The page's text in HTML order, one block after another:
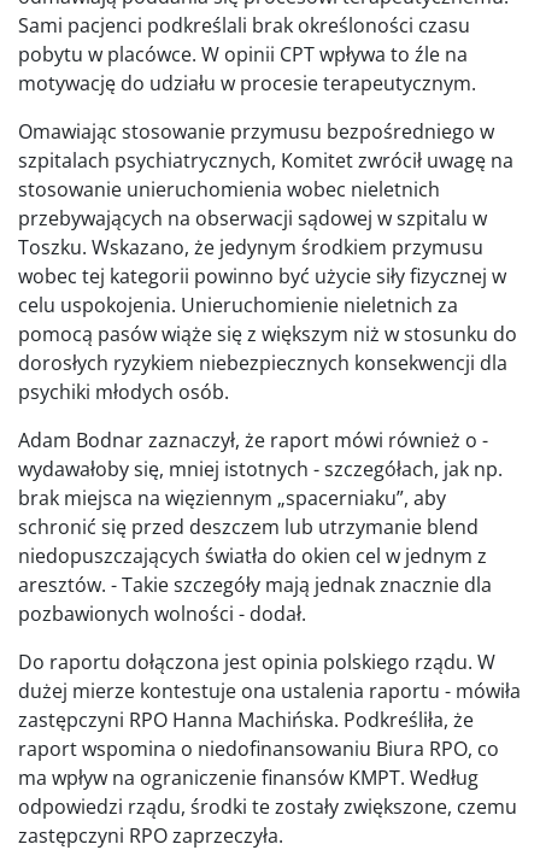
Sami pacjenci podkreślali brak określoności czasu
pobytu w placówce. W opinii CPT wpływa to źle na
motywację do udziału w procesie terapeutycznym.
Omawiając stosowanie przymusu bezpośredniego w
szpitalach psychiatrycznych, Komitet zwrócił uwagę na
stosowanie unieruchomienia wobec nieletnich
przebywających na obserwacji sądowej w szpitalu w
Toszku. Wskazano, że jedynym środkiem przymusu
wobec tej kategorii powinno być użycie siły fizycznej w
celu uspokojenia. Unieruchomienie nieletnich za
pomocą pasów wiąże się z większym niż w stosunku do
dorosłych ryzykiem niebezpiecznych konsekwencji dla
psychiki młodych osób.
Adam Bodnar zaznaczył, że raport mówi również o -
wydawałoby się, mniej istotnych - szczegółach, jak np.
brak miejsca na więziennym „spacerniaku”, aby
schronić się przed deszczem lub utrzymanie blend
niedopuszczających światła do okien cel w jednym z
aresztów. - Takie szczegóły mają jednak znacznie dla
pozbawionych wolności - dodał.
Do raportu dołączona jest opinia polskiego rządu. W
dużej mierze kontestuje ona ustalenia raportu - mówiła
zastępczyni RPO Hanna Machińska. Podkreśliła, że
raport wspomina o niedofinansowaniu Biura RPO, co
ma wpływ na ograniczenie finansów KMPT. Według
odpowiedzi rządu, środki te zostały zwiększone, czemu
zastępczyni RPO zaprzeczyła.